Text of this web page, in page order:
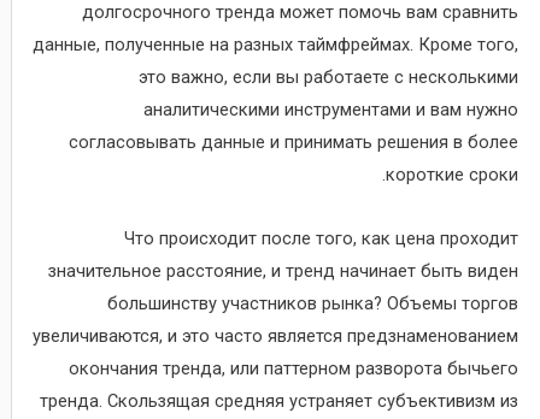
долгосрочного тренда может помочь вам сравнить
данные, полученные на разных таймфреймах. Кроме того,
это важно, если вы работаете с несколькими
аналитическими инструментами и вам нужно
согласовывать данные и принимать решения в более
короткие сроки.
Что происходит после того, как цена проходит
значительное расстояние, и тренд начинает быть виден
большинству участников рынка? Объемы торгов
увеличиваются, и это часто является предзнаменованием
окончания тренда, или паттерном разворота бычьего
тренда. Скользящая средняя устраняет субъективизм из